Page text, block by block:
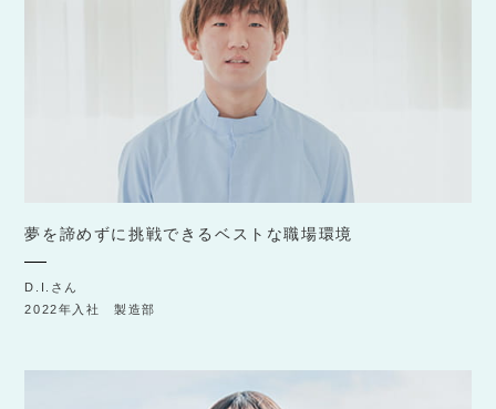
夢を諦めずに挑戦できるベストな職場環境
D.I.さん
2022年入社 製造部